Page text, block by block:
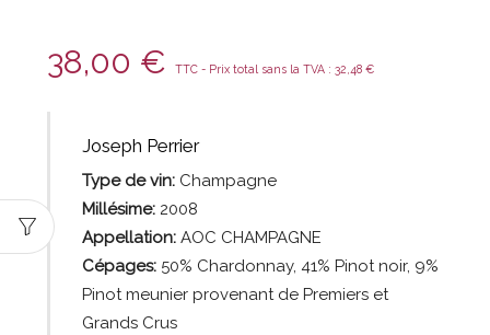
38,00 € TTC - Prix total sans la TVA : 32,48 €
Joseph Perrier
Type de vin: Champagne
Millésime: 2008
Appellation: AOC CHAMPAGNE
Cépages: 50% Chardonnay, 41% Pinot noir, 9%
Pinot meunier provenant de Premiers et
Grands Crus